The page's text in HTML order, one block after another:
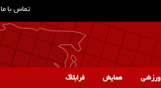
تماس با ما
ورزشی همایش فرابلاگ